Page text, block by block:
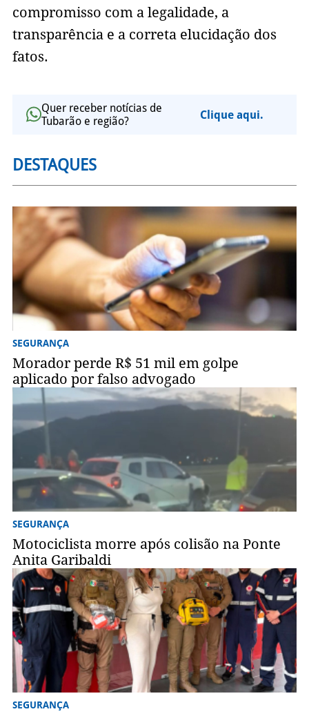
compromisso com a legalidade, a
transparência e a correta elucidação dos
fatos.
Quer receber notícias de
Tubarão e região?
Clique aqui.
DESTAQUES
SEGURANÇA
Morador perde R$ 51 mil em golpe
aplicado por falso advogado
SEGURANÇA
Motociclista morre após colisão na Ponte
Anita Garibaldi
SEGURANÇA